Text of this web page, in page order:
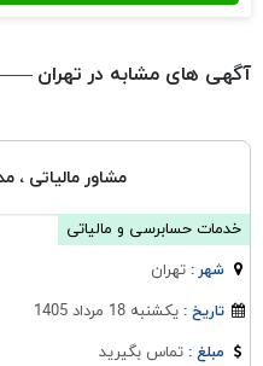
آگهی های مشابه در تهران
مشاور مالیاتی ،
خدمات حسابرسی و مالیاتی
شهر :تهران
تاریخ :یکشنبه 18 مرداد 1405
مبلغ :تماس بگیرید